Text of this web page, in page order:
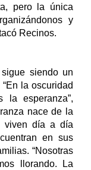
pero la única
y
Recinos.
siendo un
la oscuridad
esperanza”,
nace de la
viven día a día
en sus
“Nosotras
llorando. La